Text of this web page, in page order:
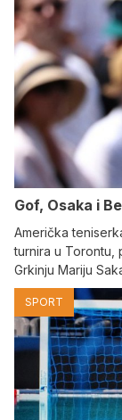
Gof, Osaka i
Američka
turnira u Torontu,
Grkinju Mariju
SPORT